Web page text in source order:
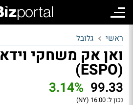
ראשי גלובל
ואן אק משחקי
(ESPO)
99.33
3.14%
נכון ל: 16:00 (NY)